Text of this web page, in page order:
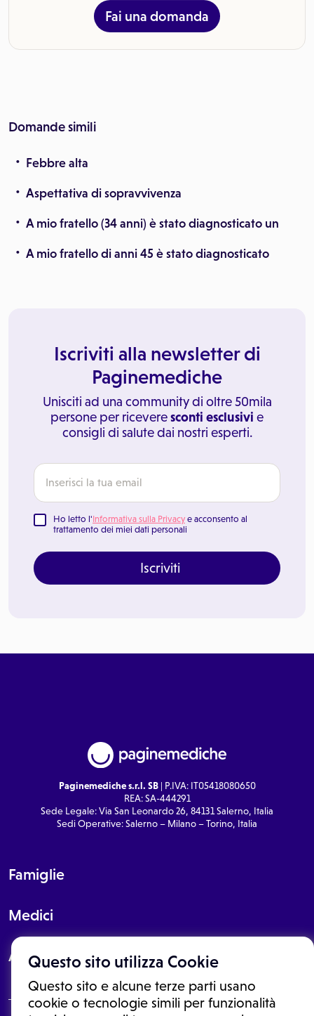
Questo sito utilizza Cookie
Questo sito e alcune terze parti usano
cookie o tecnologie simili per funzionalità
Fai una domanda
Domande simili
Febbre alta
Aspettativa di sopravvivenza
A mio fratello (34 anni) è stato diagnosticato un
A mio fratello di anni 45 è stato diagnosticato
Iscriviti alla newsletter di
Paginemediche
Unisciti ad una community di oltre 50mila
persone per riceveresconti esclusivi e
consigli di salute dai nostri esperti.
Ho letto l'Informativa sulla Privacy e acconsento al
trattamento dei miei dati personali
Iscriviti
Paginemediche s.r.l. SB| P.IVA: IT05418080650
REA: SA-444291
Sede Legale: Via San Leonardo 26, 84131 Salerno, Italia
Sedi Operative: Salerno – Milano – Torino, Italia
Famiglie
Medici
About